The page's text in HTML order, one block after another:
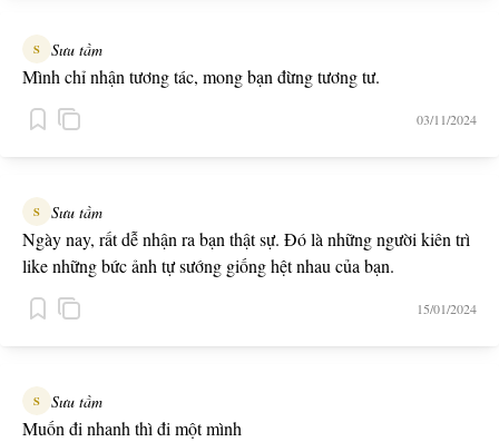
S Sưu tầm
Mình chỉ nhận tương tác, mong bạn đừng tương tư.
03/11/2024
S Sưu tầm
Ngày nay, rất dễ nhận ra bạn thật sự. Đó là những người kiên trì
like những bức ảnh tự sướng giống hệt nhau của bạn.
15/01/2024
S Sưu tầm
Muốn đi nhanh thì đi một mình